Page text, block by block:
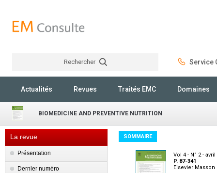
Rechercher Service
Actualités Revues Traités EMC Domaines
BIOMEDICINE AND PREVENTIVE NUTRITION
La revue
Présentation
Dernier numéro
SOMMAIRE
Vol 4 - N° 2 - avril
P. 87-341
Elsevier Masson